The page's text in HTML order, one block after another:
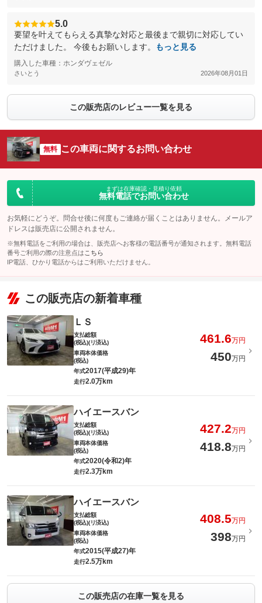
5.0
要望を叶えてもらえる真摯な対応と最後まで親切に対応してい
ただけました。 今後もお願いします。
もっと見る
購入した車種：ホンダヴェゼル
さいとう 2026年08月01日
この販売店のレビュー一覧を見る
無料 この車両に関するお問い合わせ
まずは在庫確認・見積り依頼
無料電話でお問い合わせ
お気軽にどうぞ。問合せ後に何度もご連絡が届くことはありません。メールア
ドレスは販売店に公開されません。
※無料電話をご利用の場合は、販売店へお客様の電話番号が通知されます。無料電話
番号ご利用の際の注意点は こちら
IP電話、ひかり電話からはご利用いただけません。
この販売店の新着車種
ＬＳ
支払総額
(税込)(リ済込)
461.6万円
車両本体価格
(税込)
450万円
年式2017(平成29)年
走行2.0万km
ハイエースバン
支払総額
(税込)(リ済込)
427.2万円
車両本体価格
(税込)
418.8万円
年式2020(令和2)年
走行2.3万km
ハイエースバン
支払総額
(税込)(リ済込)
408.5万円
車両本体価格
(税込)
398万円
年式2015(平成27)年
走行2.5万km
この販売店の在庫一覧を見る